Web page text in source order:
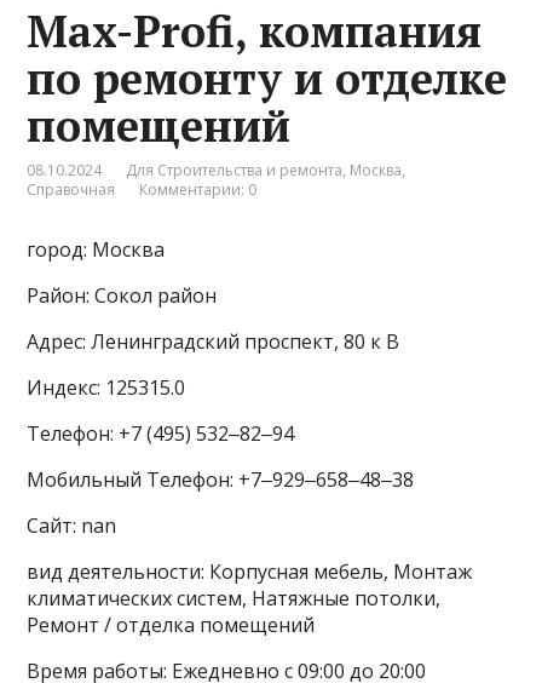
Max-Profi, компания
по ремонту и отделке
помещений
08.10.2024 Для Строительства и ремонта, Москва,
Справочная
Комментарии: 0
город: Москва
Район: Сокол район
Адрес: Ленинградский проспект, 80 к В
Индекс: 125315.0
Телефон: +7 (495) 532‒82‒94
Мобильный Телефон: +7‒929‒658‒48‒38
Сайт: nan
вид деятельности: Корпусная мебель, Монтаж
климатических систем, Натяжные потолки,
Ремонт / отделка помещений
Время работы: Ежедневно с 09:00 до 20:00